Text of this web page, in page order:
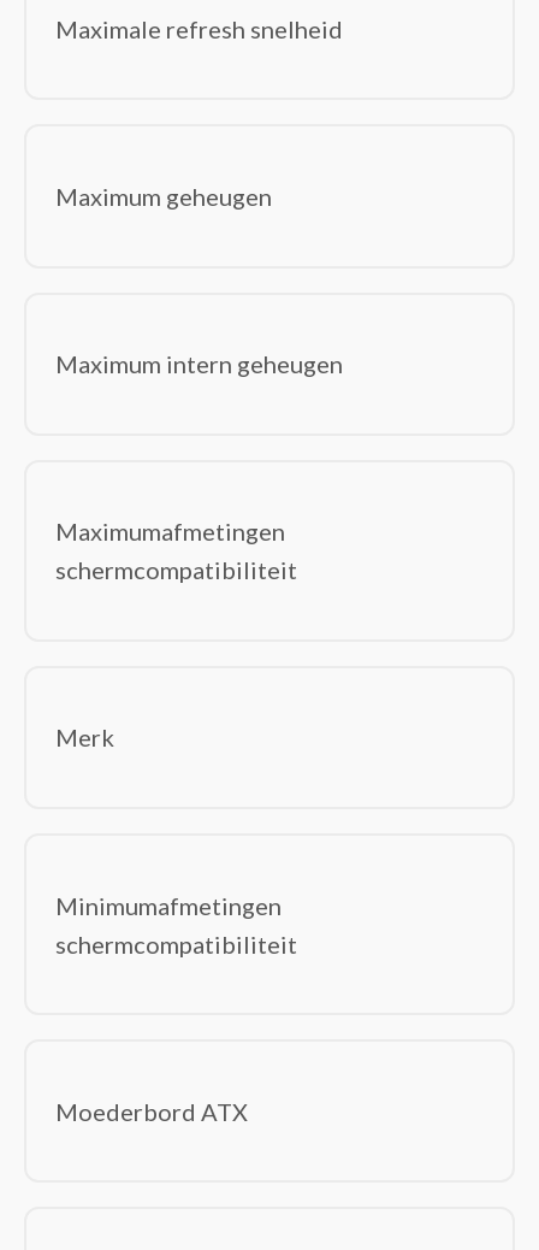
Maximale refresh snelheid
Maximum geheugen
Maximum intern geheugen
Maximumafmetingen
schermcompatibiliteit
Merk
Minimumafmetingen
schermcompatibiliteit
Moederbord ATX